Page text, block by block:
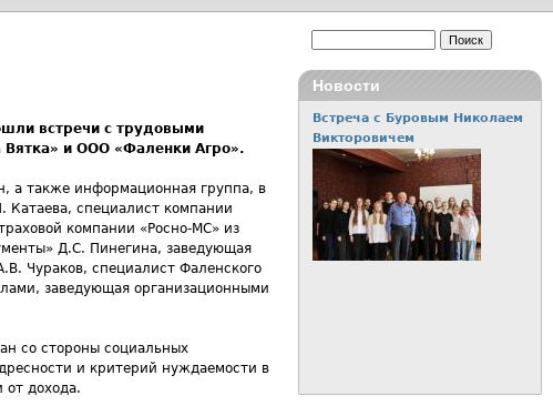
встречи с трудовыми
Вятка» и ООО «Фаленки Агро».
а также информационная группа, в
Катаева, специалист компании
компании «Росно-МС» из
Д.С. Пинегина, заведующая
Чураков, специалист Фаленского
заведующая организационными
со стороны социальных
и критерий нуждаемости в
дохода.
Новости
Встреча с Буровым Николаем
Викторовичем